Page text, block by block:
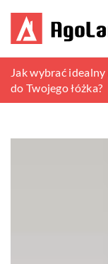
Krzesła czy stołki
Jak wybrać
do Twojego łóżka?
Jak wybrać
ogrodu?